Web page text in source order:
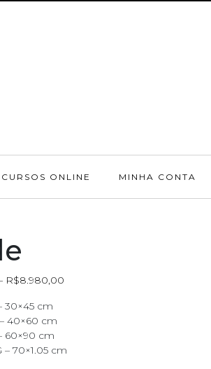
CURSOS ONLINE MINHA CONTA
R$8.980,00
30×45 cm
40×60 cm
60×90 cm
– 70×1.05 cm